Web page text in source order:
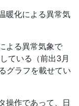
暖化による異常気
よる異常気象で
ている（前出3月
グラフを載せてい
操作であって、日